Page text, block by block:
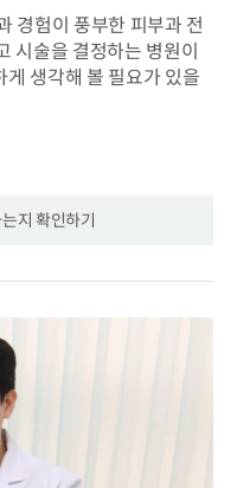
경험이 풍부한 피부과 전
시술을 결정하는 병원이
생각해 볼 필요가 있을
지 확인하기